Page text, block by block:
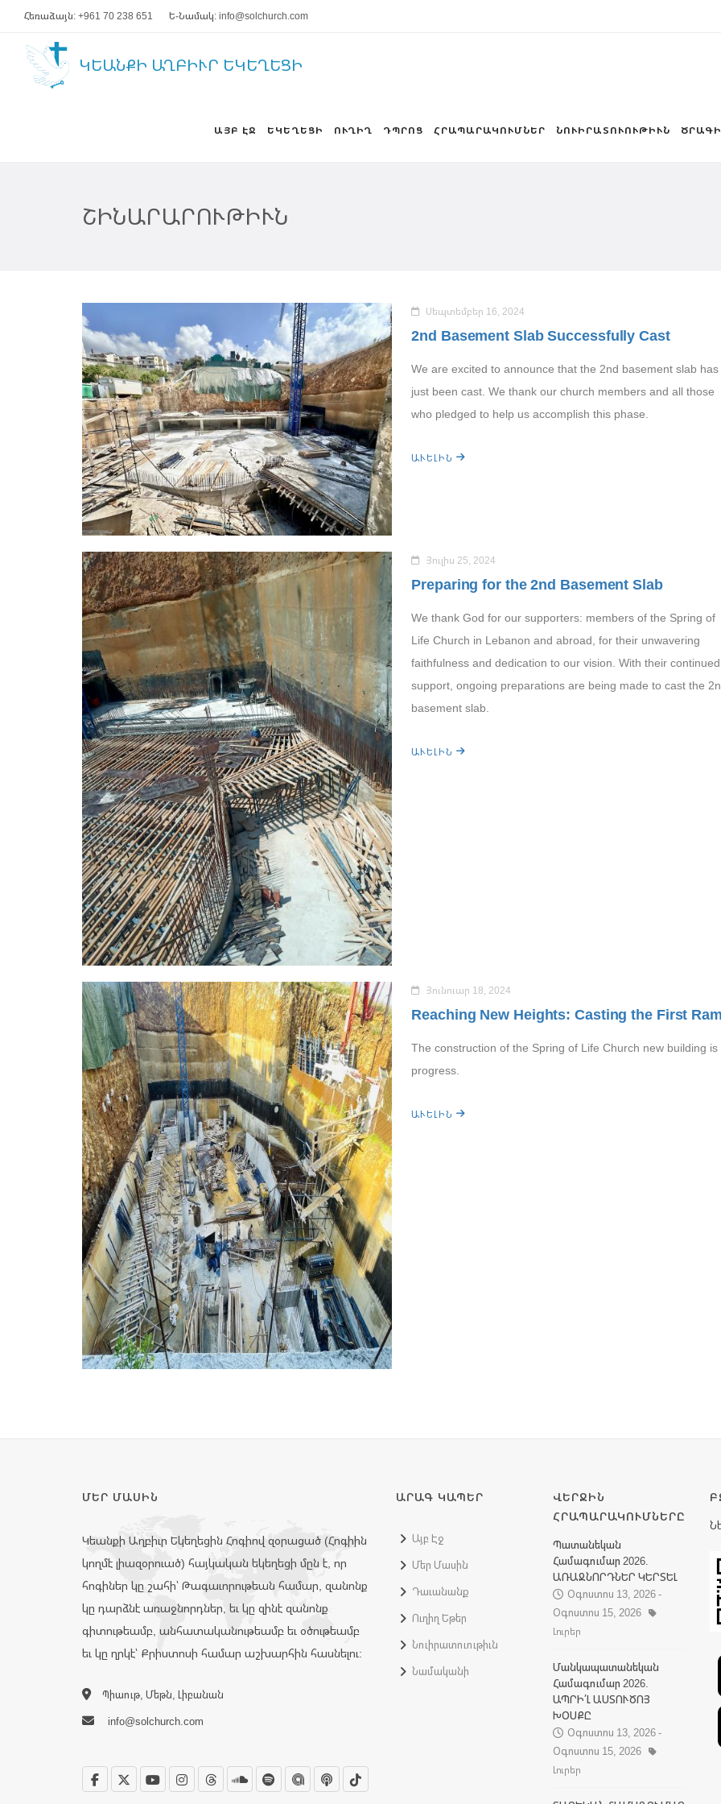
Հեռաձայն: +961 70 238 651 Ե-Նամակ: info@solchurch.com
ԿԵԱՆՔԻ ԱՂԲԻՒՐ ԵԿԵՂԵՑԻ
ԱՅԲ ԷՋ ԵԿԵՂԵՑԻ ՈՒՂԻՂ ԴՊՐՈՑ ՀՐԱՊԱՐԱԿՈՒՄՆԵՐ ՆՈՒԻՐԱՏՈՒՈՒԹԻՒՆ
ՇԻՆԱՐԱՐՈՒԹԻՒՆ
Սեպտեմբեր 16, 2024
2nd Basement Slab Successfully Cast
We are excited to announce that the 2nd basement slab has
just been cast. We thank our church members and all those
who pledged to help us accomplish this phase.
ԱՒԵԼԻՆ
Յուլիս 25, 2024
Preparing for the 2nd Basement Slab
We thank God for our supporters: members of the Spring of
Life Church in Lebanon and abroad, for their unwavering
faithfulness and dedication to our vision. With their continued
support, ongoing preparations are being made to cast the
basement slab.
ԱՒԵԼԻՆ
Յունուար 18, 2024
Reaching New Heights: Casting the First
The construction of the Spring of Life Church new building is
progress.
ԱՒԵԼԻՆ
ՄԵՐ ՄԱՍԻՆ
Կեանքի Աղբիւր Եկեղեցին Հոգիով զօրացած (Հոգիին
կողմէ լիազօրուած) հայկական եկեղեցի մըն է, որ
հոգիներ կը շահի՝ Թագաւորութեան համար, զանոնք
կը դարձնէ առաջնորդներ, եւ կը զինէ զանոնք
գիտութեամբ, անհատականութեամբ եւ օծութեամբ
եւ կը ղրկէ՝ Քրիստոսի համար աշխարհին հասնելու:
Պիաութ, Մեթն, Լիբանան
info@solchurch.com
ԱՐԱԳ ԿԱՊԵՐ
Այբ Էջ
Մեր Մասին
Դաւանանք
Ուղիղ Եթեր
Նուիրատուութիւն
Նամականի
ՎԵՐՋԻՆ
ՀՐԱՊԱՐԱԿՈՒՄՆԵՐԸ
Պատանեկան
Համագումար 2026.
ԱՌԱՋՆՈՐԴՆԵՐ ԿԵՐՏԵԼ
Օգոստոս 13, 2026 -
Օգոստոս 15, 2026
Լուրեր
Մանկապատանեկան
Համագումար 2026.
ԱՊՐԻ՛Լ ԱՍՏՈՒԾՈՅ
ԽՕՍՔԸ
Օգոստոս 13, 2026 -
Օգոստոս 15, 2026
Լուրեր